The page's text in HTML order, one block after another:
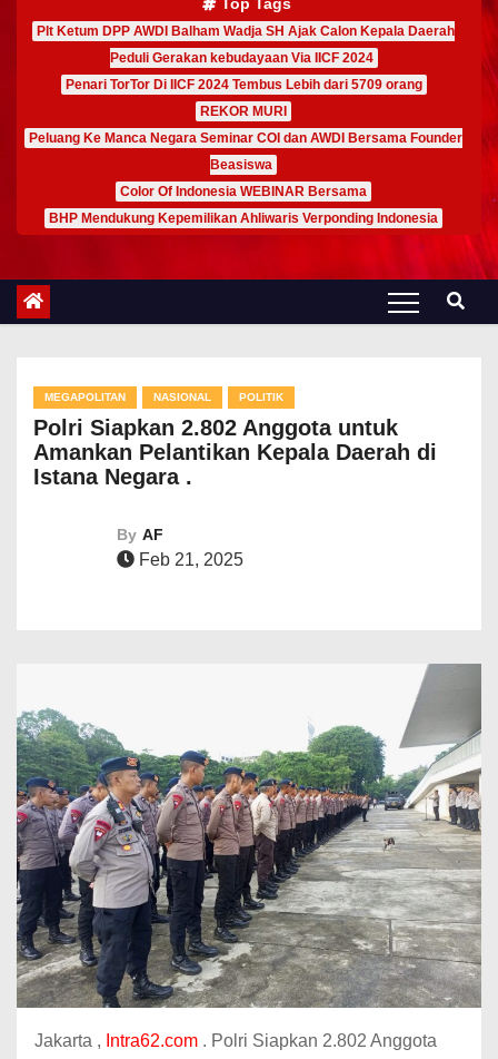
Plt Ketum DPP AWDI Balham Wadja SH Ajak Calon Kepala Daerah
Peduli Gerakan kebudayaan Via IICF 2024
Penari TorTor Di IICF 2024 Tembus Lebih dari 5709 orang
REKOR MURI
Peluang Ke Manca Negara Seminar COI dan AWDI Bersama Founder
Beasiswa
Color Of Indonesia WEBINAR Bersama
BHP Mendukung Kepemilikan Ahliwaris Verponding Indonesia
MEGAPOLITAN NASIONAL POLITIK
Polri Siapkan 2.802 Anggota untuk
Amankan Pelantikan Kepala Daerah di
Istana Negara .
By AF
Feb 21, 2025
Jakarta , Intra62.com . Polri Siapkan 2.802 Anggota